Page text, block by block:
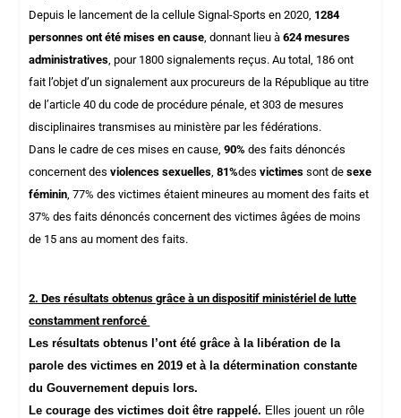
Depuis le lancement de lacellule Signal-Sports en 2020 1284
personnes ont été mises en cause , donnant lieu à 624 mesures
administratives , pour 1800 signalements reçus. Au total, 186 ont
fait l’objet d’un signalement aux procureurs de la République au titre
de l’article 40 du code de procédure pénale, et 303 de mesures
disciplinaires transmises au ministère par les fédérations.
Dans le cadre de ces mises en cause,90% des faits dénoncés
concernent desviolences sexuelles ,81%desvictimes sont desexe
féminin , 77% des victimes étaient mineures au moment des faits et
37% des faits dénoncés concernent des victimes âgées de moins
de 15 ans au moment des faits.
2. Des résultats obtenus grâce à un dispositif ministériel de lutte
constamment renforcé
Les résultats obtenus l’ont été grâce à la libération de la
parole des victimes en 2019 et à la détermination constante
du Gouvernement depuis lors.
Le courage des victimes doit être rappelé. Elles jouent un rôle